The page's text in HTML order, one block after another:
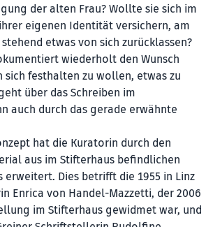
der alten Frau? Wollte sie sich im
eigenen Identität versichern, am
etwas von sich zurücklassen?
wiederholt den Wunsch
sich festhalten zu wollen, etwas zu
über das Schreiben im
auch durch das gerade erwähnte
hat die Kuratorin durch den
aus im Stifterhaus befindlichen
erweitert. Dies betrifft die 1955 in Linz
Enrica von Handel-Mazzetti, der 2006
im Stifterhaus gewidmet war, und